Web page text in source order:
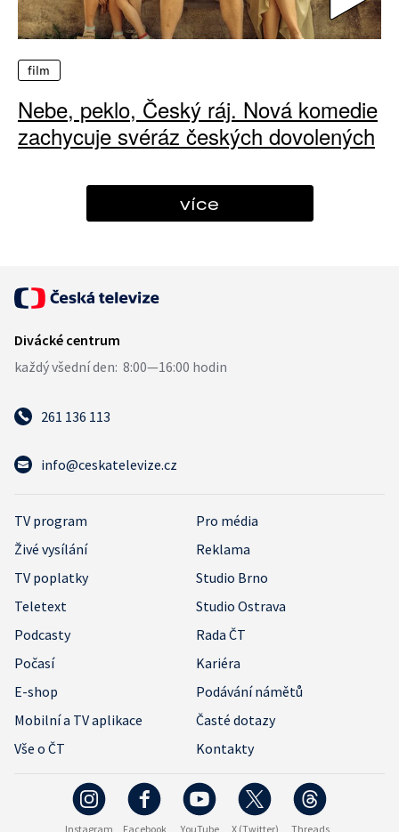
film
Nebe, peklo, Český ráj. Nová komedie
zachycuje svéráz českých dovolených
více
261 136 113
info@ceskatelevize.cz
TV program
Pro média
Živé vysílání
Reklama
TV poplatky
Studio Brno
Teletext
Studio Ostrava
Podcasty
Rada ČT
Počasí
Kariéra
E-shop
Podávání námětů
Mobilní a TV aplikace
Časté dotazy
Vše o ČT
Kontakty
Instagram Facebook YouTube X (Twitter) Threads